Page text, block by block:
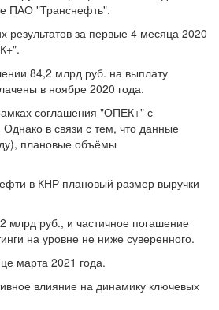
ПАО "Транснефть".
за первые 4 месяца 2020
84,2 млрд руб. на выплату
в ноябре 2020 года.
соглашения "ОПЕК+" с
в связи с тем, что данные
плановые объёмы
в КНР плановый размер выручки
млрд руб., и частичное погашение
на уровне не ниже суверенного.
марта 2021 года.
влияние на динамику ключевых